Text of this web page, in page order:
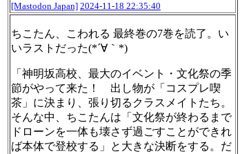
[Mastodon Japan] 2024-11-18 22:35:40
ちこたん、こわれる 最終巻の7巻を読了。い
いラストだった(*´∀｀*)
「神明坂高校、最大のイベント・文化祭の季
節がやって来た！ 出し物が「コスプレ喫
茶」に決まり、張り切るクラスメイトたち。
そんな中、ちこたんは「文化祭が終わるまで
ドローンを一体も壊さず過ごすことができれ
ば本体で登校する」と大きな決断をする。だ